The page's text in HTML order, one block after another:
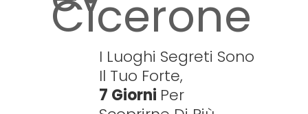
Cicerone
I Luoghi Segreti Sono
Il Tuo Forte,
7 Giorni Per